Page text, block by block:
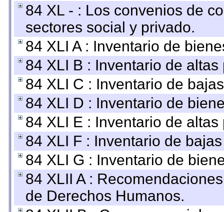
84 XL - : Los convenios de
sectores social y privado.
84 XLI A : Inventario de
84 XLI B : Inventario de
84 XLI C : Inventario de
84 XLI D : Inventario de
84 XLI E : Inventario de
84 XLI F : Inventario de
84 XLI G : Inventario de
84 XLII A :
de Derechos Humanos.